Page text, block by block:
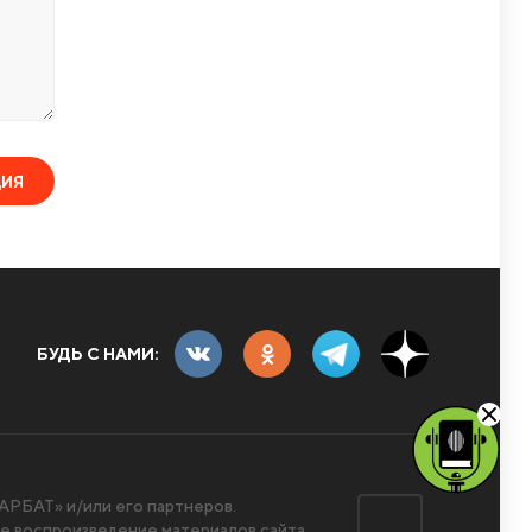
БУДЬ С НАМИ:
и/или его партнеров.